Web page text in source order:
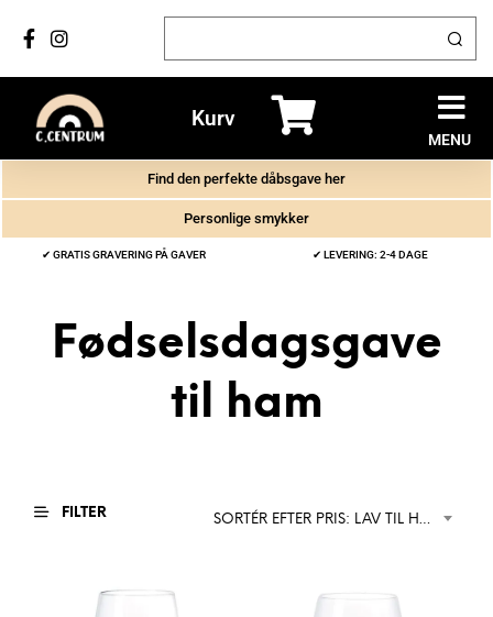
Kurv
MENU
Find den perfekte dåbsgave her
Personlige smykker
✔ GRATIS GRAVERING PÅ GAVER ✔ LEVERING: 2-4 DAGE
Fødselsdagsgave
til ham
FILTER